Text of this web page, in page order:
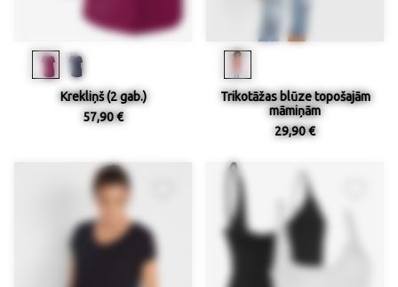
Krekliņš (2 gab.)
57,90 €
Trikotāžas blūze topošajām
māmiņām
29,90 €